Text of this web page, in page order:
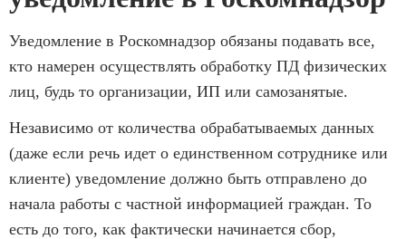
Уведомление в Роскомнадзор обязаны подавать все,
кто намерен осуществлять обработку ПД физических
лиц, будь то организации, ИП или самозанятые.
Независимо от количества обрабатываемых данных
(даже если речь идет о единственном сотруднике или
клиенте) уведомление должно быть отправлено до
начала работы с частной информацией граждан. То
есть до того, как фактически начинается сбор,